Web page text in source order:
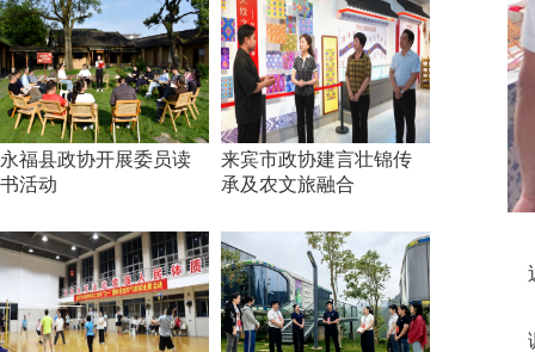
永福县政协开展委员读
书活动
来宾市政协建言壮锦传
承及农文旅融合
近
调